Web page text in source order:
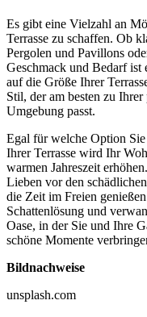
Es gibt eine Vielzahl an
Terrasse zu schaffen. Ob
Pergolen und Pavillons
Geschmack und Bedarf ist
auf die Größe Ihrer
Stil, der am besten zu
Umgebung passt.
Egal für welche Option
Ihrer Terrasse wird Ihr
warmen Jahreszeit
Lieben vor den
die Zeit im Freien
Schattenlösung und
Oase, in der Sie und Ihre
schöne Momente
Bildnachweise
unsplash.com